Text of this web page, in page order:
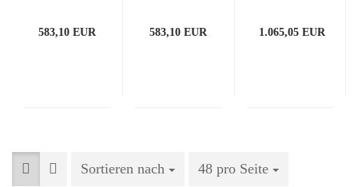
583,10 EUR
583,10 EUR 1.065,05 EUR
Sortieren nach
Sortieren nach 48 pro Seite
pro Seite